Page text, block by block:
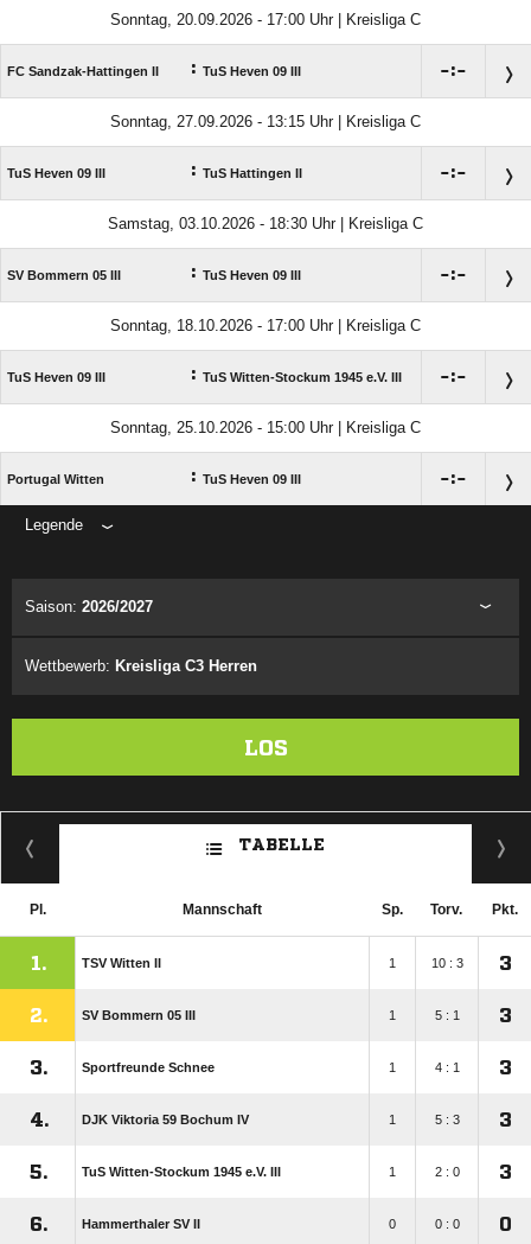
Sonntag, 20.09.2026 - 17:00 Uhr | Kreisliga C
FC Sandzak-Hattingen II : TuS Heven 09 III :
Sonntag, 27.09.2026 - 13:15 Uhr | Kreisliga C
TuS Heven 09 III : TuS Hattingen II :
Samstag, 03.10.2026 - 18:30 Uhr | Kreisliga C
SV Bommern 05 III : TuS Heven 09 III :
Sonntag, 18.10.2026 - 17:00 Uhr | Kreisliga C
TuS Heven 09 III : TuS Witten-Stockum 1945 e.V. III :
Sonntag, 25.10.2026 - 15:00 Uhr | Kreisliga C
Portugal Witten : TuS Heven 09 III :
Legende
Saison: 2026/2027
Wettbewerb: Kreisliga C3 Herren
LOS
TABELLE
Pl. Mannschaft Sp. Torv. Pkt.
1. TSV Witten II 1 10 : 3 3
2. SV Bommern 05 III 1 5 : 1 3
3. Sportfreunde Schnee 1 4 : 1 3
4. DJK Viktoria 59 Bochum IV 1 5 : 3 3
5. TuS Witten-Stockum 1945 e.V. III 1 2 : 0 3
6. Hammerthaler SV II 0 0 : 0 0